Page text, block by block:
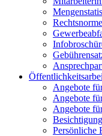
Angebote
Angebote
Angebote
Persönliche